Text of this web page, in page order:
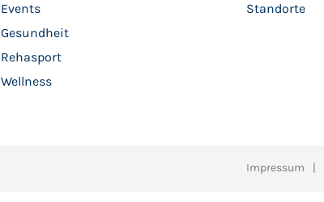
Events
Gesundheit
Rehasport
Wellness
Standorte
Impressum